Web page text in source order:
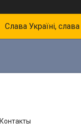
Слава Україні,
Контакты